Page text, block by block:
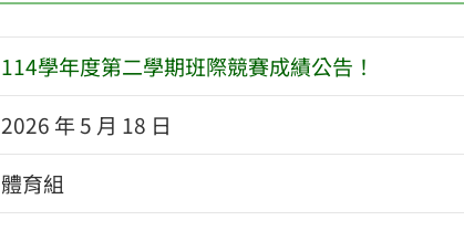
114學年度第二學期班際競賽成績公告！
2026 年 5 月 18 日
體育組